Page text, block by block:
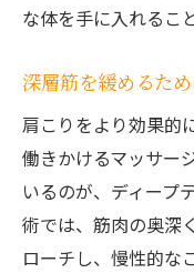
な体を手に入れるこ
深層筋を緩めるた
肩こりをより効果的
働きかけるマッサー
いるのが、ディープ
術では、筋肉の奥深
ローチし、慢性的な